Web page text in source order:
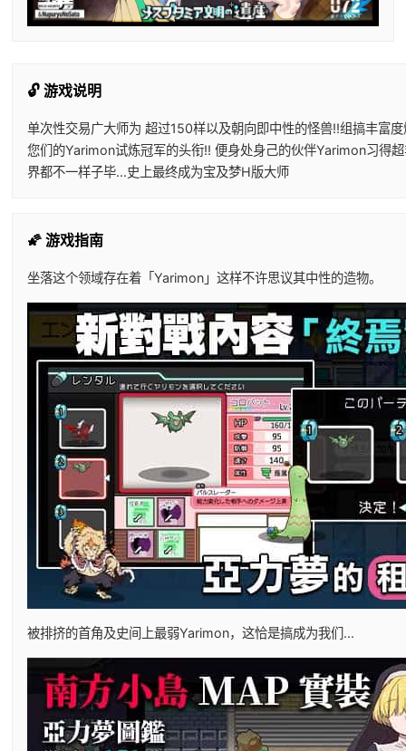
🔓 游戏说明
单次性交易广大师为 超过150样以及朝向即中性的怪兽!!组搞丰富
您们的Yarimon试炼冠军的头衔!! 便身处身己的伙伴Yarimon习得
界都不一样子毕...史上最终成为宝及梦H版大师
🌠 游戏指南
坐落这个领域存在着「Yarimon」这样不许思议其中性的造物。
被排挤的首角及史间上最弱Yarimon，这恰是搞成为我们...